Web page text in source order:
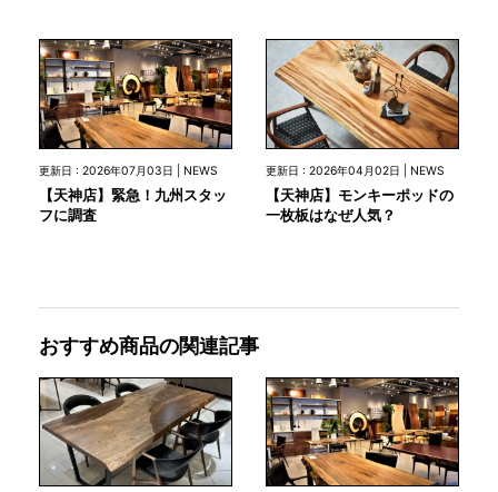
更新日 : 2026年07月03日 | NEWS
【天神店】緊急！九州スタッ
フに調査
更新日 : 2026年04月02日 | NEWS
【天神店】モンキーポッドの
一枚板はなぜ人気？
おすすめ商品の関連記事